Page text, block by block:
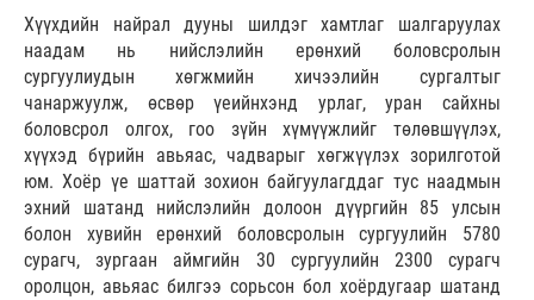
Хүүхдийн найрал дууны шилдэг хамтлаг шалгаруулах
наадам нь нийслэлийн ерөнхий боловсролын
сургуулиудын хөгжмийн хичээлийн сургалтыг
чанаржуулж, өсвөр үеийнхэнд урлаг, уран сайхны
боловсрол олгох, гоо зүйн хүмүүжлийг төлөвшүүлэх,
хүүхэд бүрийн авьяас, чадварыг хөгжүүлэх зорилготой
юм. Хоёр үе шаттай зохион байгуулагддаг тус наадмын
эхний шатанд нийслэлийн долоон дүүргийн 85 улсын
болон хувийн ерөнхий боловсролын сургуулийн 5780
сурагч, зургаан аймгийн 30 сургуулийн 2300 сурагч
оролцон, авьяас билгээ сорьсон бол хоёрдугаар шатанд